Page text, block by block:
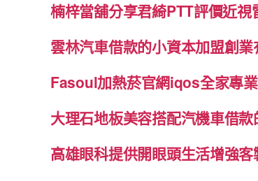
楠梓當舖分享君綺PTT評價近
雲林汽車借款的小資本加盟創
Fasoul加熱菸官網iqos全家專
大理石地板美容搭配汽機車借
高雄眼科提供開眼頭生活增強